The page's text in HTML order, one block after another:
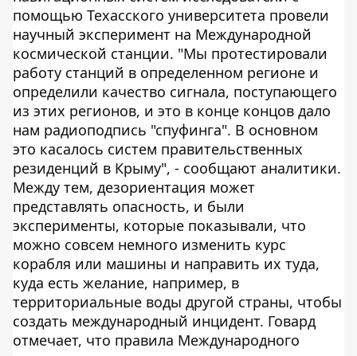
помощью Техасского университета провели
научный эксперимент на Международной
космической станции. "Мы протестировали
работу станций в определенном регионе и
определили качество сигнала, поступающего
из этих регионов, и это в конце концов дало
нам радиоподпись "спуфинга". В основном
это касалось систем правительственных
резиденций в Крыму", - сообщают аналитики.
Между тем, дезориентация может
представлять опасность, и были
эксперименты, которые показывали, что
можно совсем немного изменить курс
корабля или машины и направить их туда,
куда есть желание, например, в
территориальные воды другой страны, чтобы
создать международный инцидент. Говард
отмечает, что правила Международного